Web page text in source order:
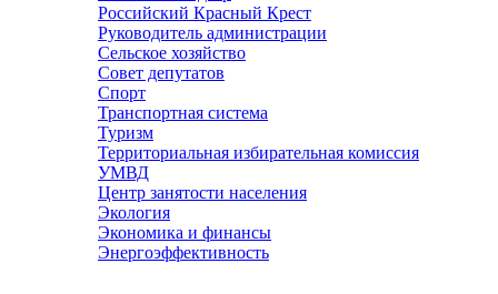
Российский Красный Крест
Руководитель администрации
Сельское хозяйство
Совет депутатов
Спорт
Транспортная система
Туризм
Территориальная избирательная комиссия
УМВД
Центр занятости населения
Экология
Экономика и финансы
Энергоэффективность